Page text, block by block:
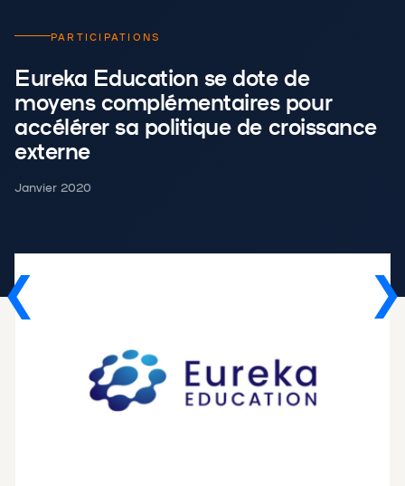
PARTICIPATIONS
Eureka Education se dote de
moyens complémentaires pour
accélérer sa politique de croissance
externe
Janvier 2020